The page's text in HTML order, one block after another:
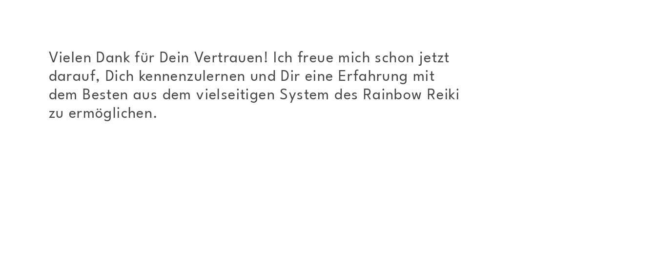
Vielen Dank für Dein Vertrauen! Ich freue mich schon jetzt
darauf, Dich kennenzulernen und Dir eine Erfahrung mit
dem Besten aus dem vielseitigen System des Rainbow Reiki
zu ermöglichen.